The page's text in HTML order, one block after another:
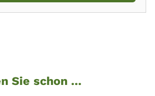
Sie schon ...